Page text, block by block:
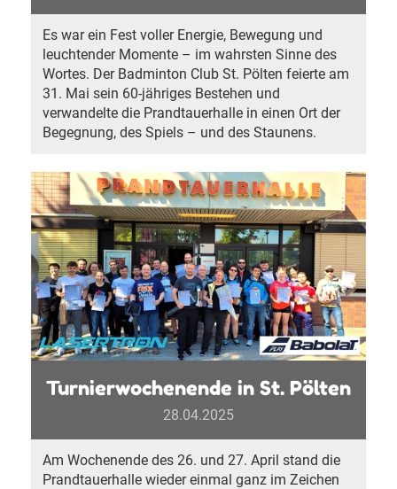
Es war ein Fest voller Energie, Bewegung und
leuchtender Momente – im wahrsten Sinne des
Wortes. Der Badminton Club St. Pölten feierte am
31. Mai sein 60-jähriges Bestehen und
verwandelte die Prandtauerhalle in einen Ort der
Begegnung, des Spiels – und des Staunens.
Turnierwochenende in St. Pölten
28.04.2025
Am Wochenende des 26. und 27. April stand die
Prandtauerhalle wieder einmal ganz im Zeichen